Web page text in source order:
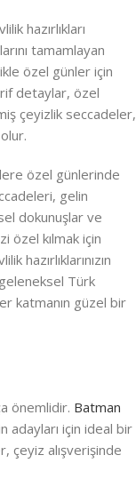
hazırlıkları
tamamlayan
özel günler için
detaylar, özel
çeyizlik seccadeler,
özel günlerinde
gelin
dokunuşlar ve
özel kılmak için
hazırlıklarınızın
Türk
katmanın güzel bir
önemlidir. Batman
adayları için ideal bir
çeyiz alışverişinde